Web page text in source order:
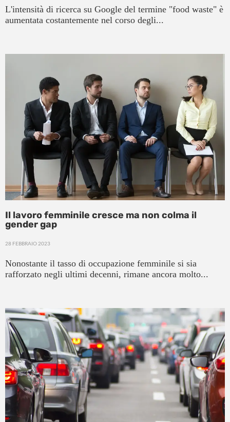
L'intensità di ricerca su Google del termine "food waste" è
aumentata costantemente nel corso degli...
Il lavoro femminile cresce ma non colma il
gender gap
28 FEBBRAIO 2023
Nonostante il tasso di occupazione femminile si sia
rafforzato negli ultimi decenni, rimane ancora molto...